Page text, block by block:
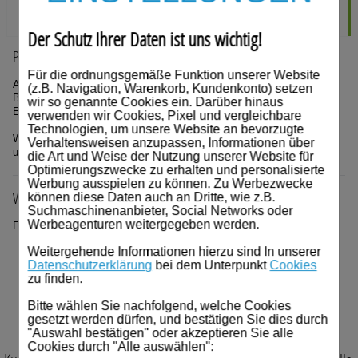
Der Schutz Ihrer Daten ist uns wichtig!
Für die ordnungsgemäße Funktion unserer Website
(z.B. Navigation, Warenkorb, Kundenkonto) setzen
wir so genannte Cookies ein. Darüber hinaus
verwenden wir Cookies, Pixel und vergleichbare
Technologien, um unsere Website an bevorzugte
Verhaltensweisen anzupassen, Informationen über
die Art und Weise der Nutzung unserer Website für
Optimierungszwecke zu erhalten und personalisierte
Werbung ausspielen zu können. Zu Werbezwecke
können diese Daten auch an Dritte, wie z.B.
Suchmaschinenanbieter, Social Networks oder
Werbeagenturen weitergegeben werden.
Weitergehende Informationen hierzu sind In unserer
Datenschutzerklärung bei dem Unterpunkt Cookies
zu finden.
Bitte wählen Sie nachfolgend, welche Cookies
gesetzt werden dürfen, und bestätigen Sie dies durch
"Auswahl bestätigen" oder akzeptieren Sie alle
Cookies durch "Alle auswählen":
Produktbeschreibung
Anwendungsgebiete:
Behandlung der Symptome einer akuten Bronchitis und
Erkältungskrankheiten der Atemwege mit zähflüssigem Schleim.
Warnhinweise: Enthält 4,9 Vol.-% Alkohol. Enthält Sucrose (Zucker)
und Invertzucker.
Wirkstoff
Expektoranzien